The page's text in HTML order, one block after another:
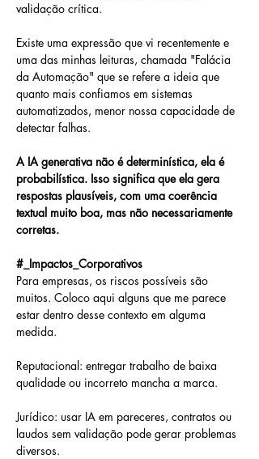
validação crítica.
Existe uma expressão que vi recentemente e
uma das minhas leituras, chamada "Falácia
da Automação" que se refere a ideia que
quanto mais confiamos em sistemas
automatizados, menor nossa capacidade de
detectar falhas.
A IA generativa não é determinística, ela é
probabilística. Isso significa que ela gera
respostas plausíveis, com uma coerência
textual muito boa, mas não necessariamente
corretas.
#_Impactos_Corporativos
Para empresas, os riscos possíveis são
muitos. Coloco aqui alguns que me parece
estar dentro desse contexto em alguma
medida.
Reputacional: entregar trabalho de baixa
qualidade ou incorreto mancha a marca.
Jurídico: usar IA em pareceres, contratos ou
laudos sem validação pode gerar problemas
diversos.